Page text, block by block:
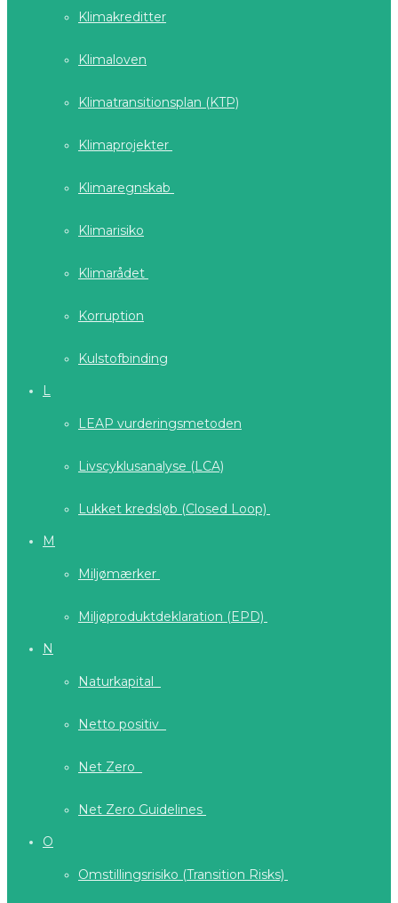
Klimakreditter
Klimaloven
Klimatransitionsplan (KTP)
Klimaprojekter
Klimaregnskab
Klimarisiko
Klimarådet
Korruption
Kulstofbinding
L
LEAP vurderingsmetoden
Livscyklusanalyse (LCA)
Lukket kredsløb (Closed Loop)
M
Miljømærker
Miljøproduktdeklaration (EPD)
N
Naturkapital
Netto positiv
Net Zero
Net Zero Guidelines
O
Omstillingsrisiko (Transition Risks)